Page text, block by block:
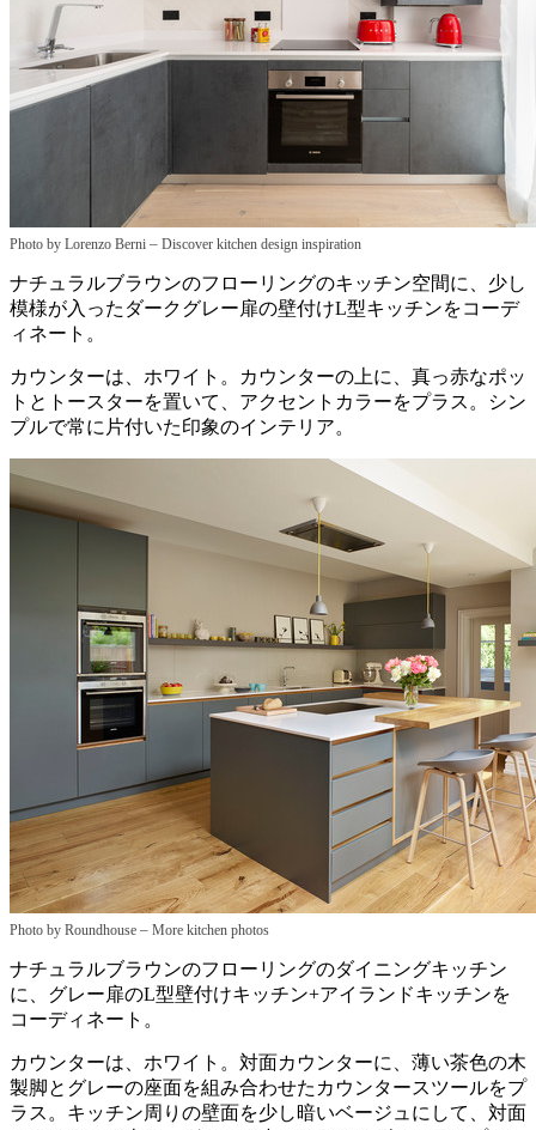
Photo by Lorenzo Berni – Discover kitchen design inspiration
ナチュラルブラウンのフローリングのキッチン空間に、少し
模様が入ったダークグレー扉の壁付けL型キッチンをコーデ
ィネート。
カウンターは、ホワイト。カウンターの上に、真っ赤なポッ
トとトースターを置いて、アクセントカラーをプラス。シン
プルで常に片付いた印象のインテリア。
Photo by Roundhouse – More kitchen photos
ナチュラルブラウンのフローリングのダイニングキッチン
に、グレー扉のL型壁付けキッチン+アイランドキッチンを
コーディネート。
カウンターは、ホワイト。対面カウンターに、薄い茶色の木
製脚とグレーの座面を組み合わせたカウンタースツールをプ
ラス。キッチン周りの壁面を少し暗いベージュにして、対面